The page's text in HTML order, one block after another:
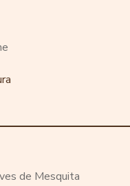
de Mesquita